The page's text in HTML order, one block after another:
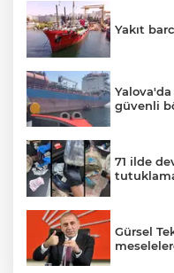
Yakıt
güvenli
71 ilde
Gürsel